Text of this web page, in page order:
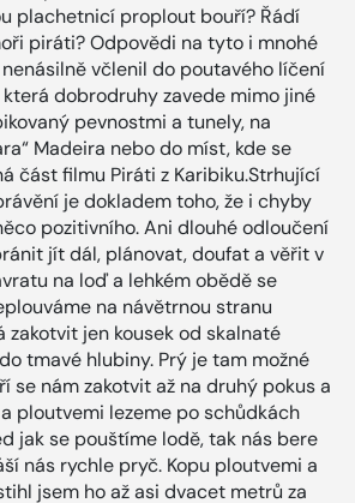
plachetnicí proplout bouří? Řádí
piráti? Odpovědi na tyto i mnohé
včlenil do poutavého líčení
dobrodruhy zavede mimo jiné
pevnostmi a tunely, na
Madeira nebo do míst, kde se
část filmu Piráti z Karibiku.Strhující
je dokladem toho, že i chyby
pozitivního. Ani dlouhé odloučení
jít dál, plánovat, doufat a věřit v
na loď a lehkém obědě se
na návětrnou stranu
zakotvit jen kousek od skalnaté
tmavé hlubiny. Prý je tam možné
se nám zakotvit až na druhý pokus a
ploutvemi lezeme po schůdkách
jak se pouštíme lodě, tak nás bere
nás rychle pryč. Kopu ploutvemi a
jsem ho až asi dvacet metrů za